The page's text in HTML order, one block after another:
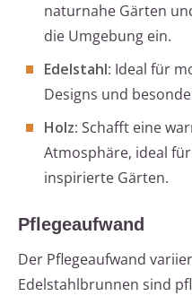
naturnahe Gärten
die Umgebung ein.
Edelstahl: Ideal für
Designs und
Holz: Schafft eine
Atmosphäre, ideal
inspirierte Gärten.
Pflegeaufwand
Der Pflegeaufwand
Edelstahlbrunnen sind